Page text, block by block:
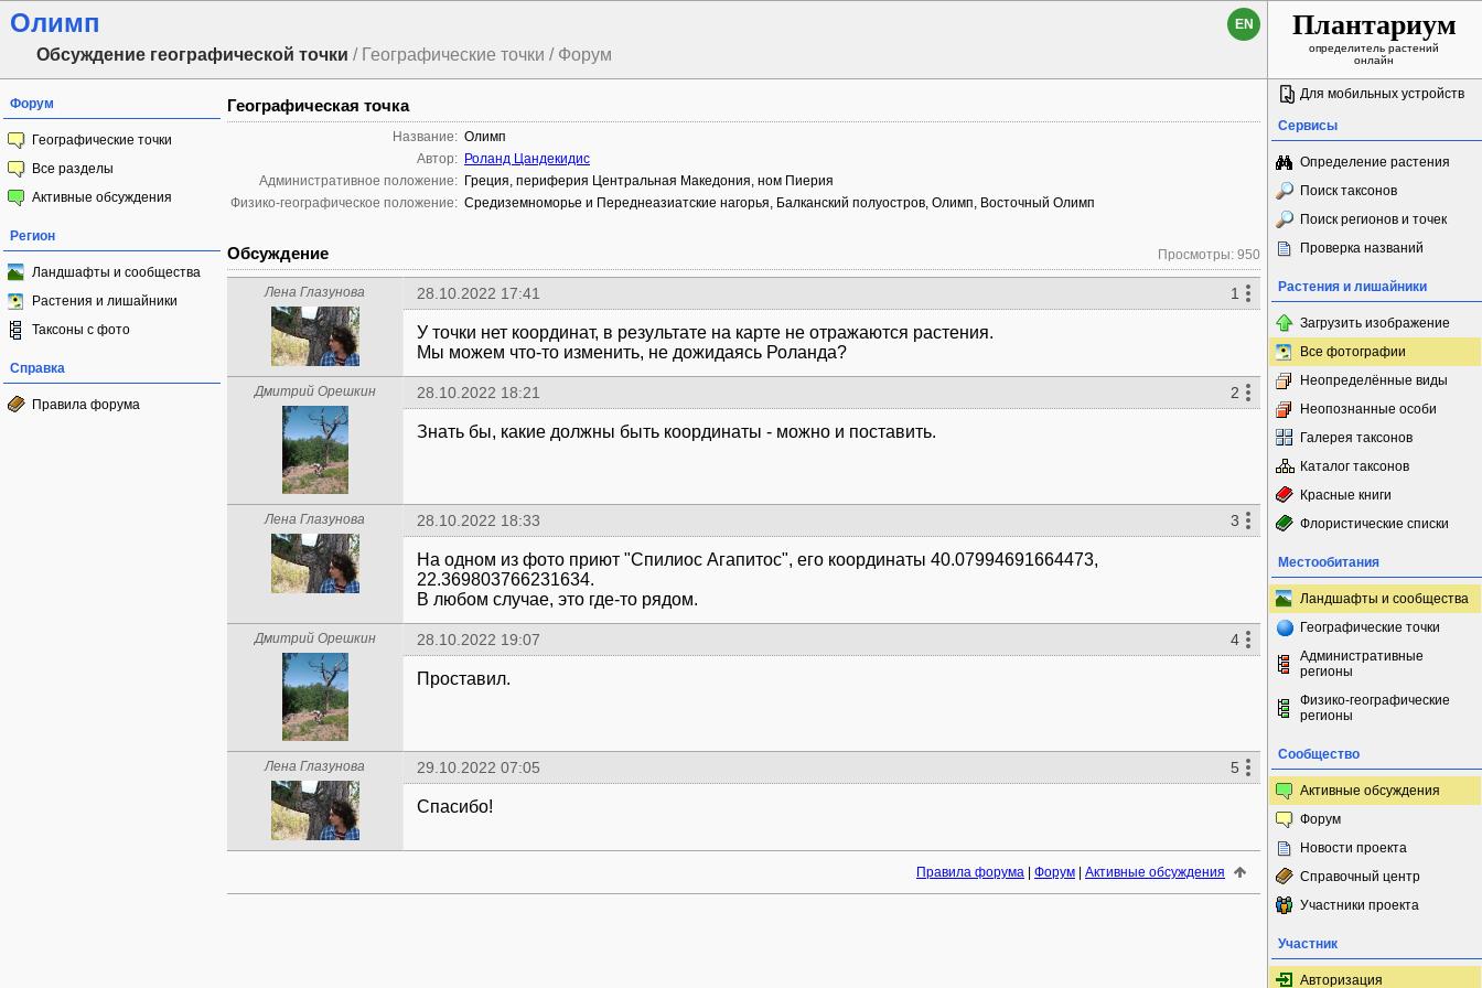
Олимп
Обсуждение географической точки / Географические точки / Форум
EN Плантариум
определитель растений
онлайн
Форум
Географические точки
Все разделы
Активные обсуждения
Регион
Ландшафты и сообщества
Растения и лишайники
Таксоны с фото
Справка
Правила форума
Географическая точка
Название: Олимп
Автор: Роланд Цандекидис
Административное положение: Греция, периферия Центральная Македония, ном Пиерия
Физико-географическое положение: Средиземноморье и Переднеазиатские нагорья, Балканский полуостров, Олимп, Восточный Олимп
Просмотры: 950
Обсуждение
Лена Глазунова 28.10.2022 17:41 1
У точки нет координат, в результате на карте не отражаются растения.
Мы можем что-то изменить, не дожидаясь Роланда?
Дмитрий Орешкин 28.10.2022 18:21 2
Знать бы, какие должны быть координаты - можно и поставить.
Лена Глазунова 28.10.2022 18:33 3
На одном из фото приют "Спилиос Агапитос", его координаты 40.07994691664473,
22.369803766231634.
В любом случае, это где-то рядом.
Дмитрий Орешкин 28.10.2022 19:07 4
Проставил.
Лена Глазунова 29.10.2022 07:05 5
Спасибо!
Правила форума Форум Активные обсуждения
Для мобильных устройств
Сервисы
Определение растения
Поиск таксонов
Поиск регионов и точек
Проверка названий
Растения и лишайники
Загрузить изображение
Все фотографии
Неопределённые виды
Неопознанные особи
Галерея таксонов
Каталог таксонов
Красные книги
Флористические списки
Местообитания
Ландшафты и сообщества
Географические точки
Административные
регионы
Физико-географические
регионы
Сообщество
Активные обсуждения
Форум
Новости проекта
Справочный центр
Участники проекта
Участник
Авторизация